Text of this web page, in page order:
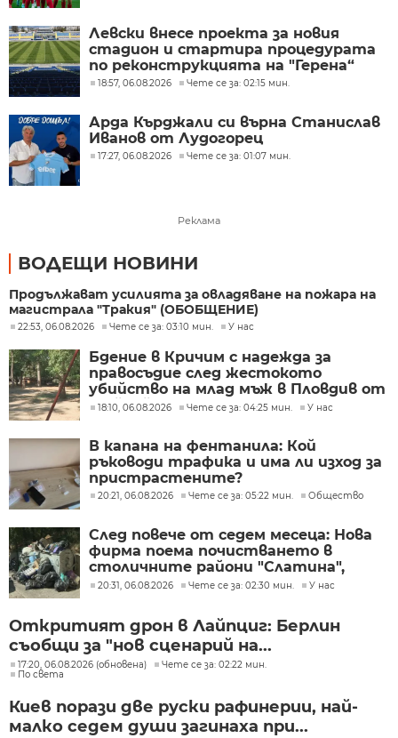
Левски внесе проекта за новия
стадион и стартира процедурата
по реконструкцията на "Герена“
18:57, 06.08.2026 Чете се за: 02:15 мин.
Арда Кърджали си върна Станислав
Иванов от Лудогорец
17:27, 06.08.2026 Чете се за: 01:07 мин.
Реклама
ВОДЕЩИ НОВИНИ
Продължават усилията за овладяване на пожара на
магистрала "Тракия" (ОБОБЩЕНИЕ)
22:53, 06.08.2026 Чете се за: 03:10 мин. У нас
Бдение в Кричим с надежда за
правосъдие след жестокото
убийство на млад мъж в Пловдив от
тийнейджъри
18:10, 06.08.2026 Чете се за: 04:25 мин. У нас
В капана на фентанила: Кой
ръководи трафика и има ли изход за
пристрастените?
20:21, 06.08.2026 Чете се за: 05:22 мин. Общество
След повече от седем месеца: Нова
фирма поема почистването в
столичните райони "Слатина",
"Подуяне" и "Изгрев"
20:31, 06.08.2026 Чете се за: 02:30 мин. У нас
Откритият дрон в Лайпциг: Берлин
съобщи за "нов сценарий на...
17:20, 06.08.2026 (обновена)
Чете се за: 02:22 мин.
По света
Киев порази две руски рафинерии, най-
малко седем души загинаха при...